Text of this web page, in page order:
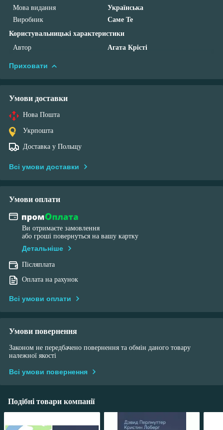
Мова видання
Українська
Виробник
Саме Те
Користувальницькі характеристики
Автор
Агата Крісті
Приховати
Умови доставки
Нова Пошта
Укрпошта
Доставка у Польщу
Всі умови доставки
Умови оплати
Ви отримаєте замовлення
або гроші повернуться на вашу картку
Детальніше
Післяплата
Оплата на рахунок
Всі умови оплати
Умови повернення
Законом не передбачено повернення та обмін даного товару
належної якості
Всі умови повернення
Подібні товари компанії